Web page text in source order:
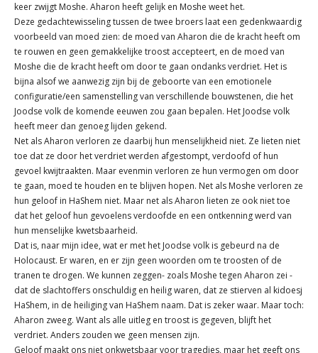
keer zwijgt Moshe. Aharon heeft gelijk en Moshe weet het.
Deze gedachtewisseling tussen de twee broers laat een gedenkwaardig
voorbeeld van moed zien: de moed van Aharon die de kracht heeft om
te rouwen en geen gemakkelijke troost accepteert, en de moed van
Moshe die de kracht heeft om door te gaan ondanks verdriet. Het is
bijna alsof we aanwezig zijn bij de geboorte van een emotionele
configuratie/een samenstelling van verschillende bouwstenen, die het
Joodse volk de komende eeuwen zou gaan bepalen. Het Joodse volk
heeft meer dan genoeg lijden gekend.
Net als Aharon verloren ze daarbij hun menselijkheid niet. Ze lieten niet
toe dat ze door het verdriet werden afgestompt, verdoofd of hun
gevoel kwijtraakten. Maar evenmin verloren ze hun vermogen om door
te gaan, moed te houden en te blijven hopen. Net als Moshe verloren ze
hun geloof in HaShem niet. Maar net als Aharon lieten ze ook niet toe
dat het geloof hun gevoelens verdoofde en een ontkenning werd van
hun menselijke kwetsbaarheid.
Dat is, naar mijn idee, wat er met het Joodse volk is gebeurd na de
Holocaust. Er waren, en er zijn geen woorden om te troosten of de
tranen te drogen. We kunnen zeggen- zoals Moshe tegen Aharon zei -
dat de slachtoffers onschuldig en heilig waren, dat ze stierven al kidoesj
HaShem, in de heiliging van HaShem naam. Dat is zeker waar. Maar toch:
Aharon zweeg. Want als alle uitleg en troost is gegeven, blijft het
verdriet. Anders zouden we geen mensen zijn.
Geloof maakt ons niet onkwetsbaar voor tragedies, maar het geeft ons